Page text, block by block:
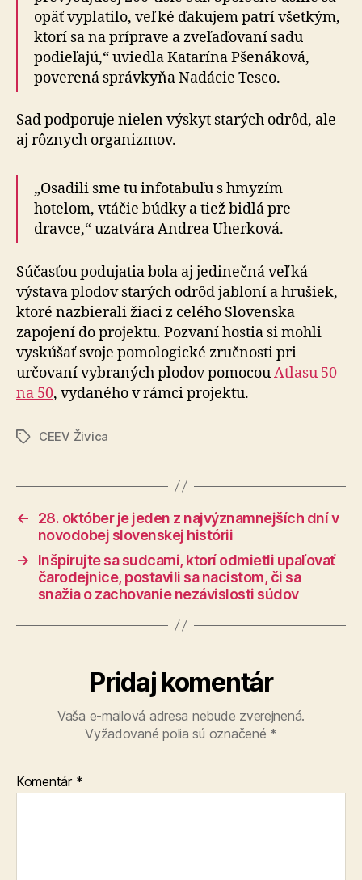
opäť vyplatilo, veľké ďakujem patrí všetkým,
ktorí sa na príprave a zveľaďovaní sadu
podieľajú,“ uviedla Katarína Pšenáková,
poverená správkyňa Nadácie Tesco.
Sad podporuje nielen výskyt starých odrôd, ale
aj rôznych organizmov.
„Osadili sme tu infotabuľu s hmyzím
hotelom, vtáčie búdky a tiež bidlá pre
dravce,“ uzatvára Andrea Uherková.
Súčasťou podujatia bola aj jedinečná veľká
výstava plodov starých odrôd jabloní a hrušiek,
ktoré nazbierali žiaci z celého Slovenska
zapojení do projektu. Pozvaní hostia si mohli
vyskúšať svoje pomologické zručnosti pri
určovaní vybraných plodov pomocouAtlasu 50
na 50, vydaného v rámci projektu.
ZnačkyCEEV Živica
←
28. október je jeden z najvýznamnejších dní v
novodobej slovenskej histórii
→
Inšpirujte sa sudcami, ktorí odmietli upaľovať
čarodejnice, postavili sa nacistom, či sa
snažia o zachovanie nezávislosti súdov
Pridaj komentár
Vaša e-mailová adresa nebude zverejnená.
Vyžadované polia sú označené *
Komentár *